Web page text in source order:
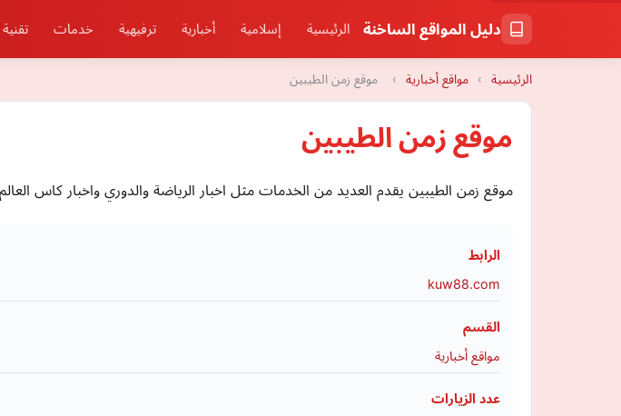
دليل المواقع الساخنة الرئيسية إسلامية أخبارية ترفيهية خدمات تقنية
الرئيسية › مواقع أخبارية › موقع زمن الطيبين
موقع زمن الطيبين
موقع زمن الطيبين يقدم العديد من الخدمات مثل اخبار الرياضة والدوري واخبار كاس
الرابط
kuw88.com
القسم
مواقع أخبارية
عدد الزيارات